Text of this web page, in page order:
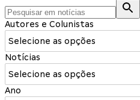
Autores e Colunistas
Selecione as opções
Notícias
Selecione as opções
Ano